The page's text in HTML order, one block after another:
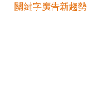
關鍵字廣告新趨勢